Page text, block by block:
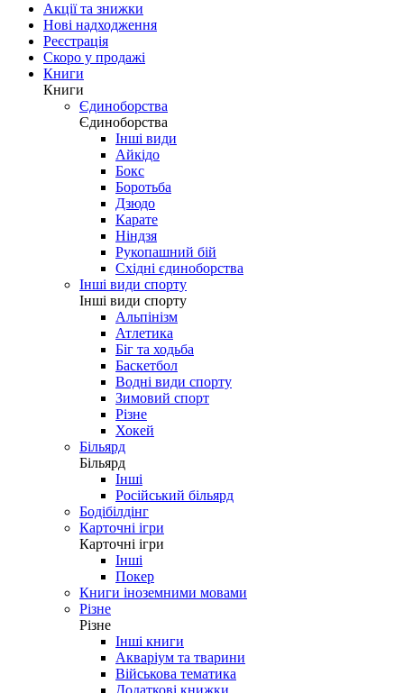
Акції та знижки
Нові надходження
Реєстрація
Скоро у продажі
Книги
Книги
Єдиноборства
Єдиноборства
Інші види
Айкідо
Бокс
Боротьба
Дзюдо
Карате
Ніндзя
Рукопашний бій
Східні єдиноборства
Інші види спорту
Інші види спорту
Альпінізм
Атлетика
Біг та ходьба
Баскетбол
Водні види спорту
Зимовий спорт
Різне
Хокей
Більярд
Більярд
Інші
Російський більярд
Бодібілдінг
Карточні ігри
Карточні ігри
Інші
Покер
Книги іноземними мовами
Різне
Різне
Інші книги
Акваріум та тварини
Військова тематика
Додаткові книжки